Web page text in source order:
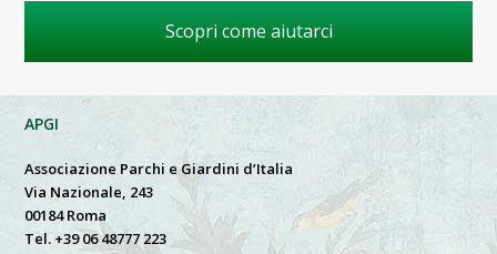
Scopri come aiutarci
APGI
Associazione Parchi e Giardini d’Italia
Via Nazionale, 243
00184 Roma
Tel. +39 06 48777 223